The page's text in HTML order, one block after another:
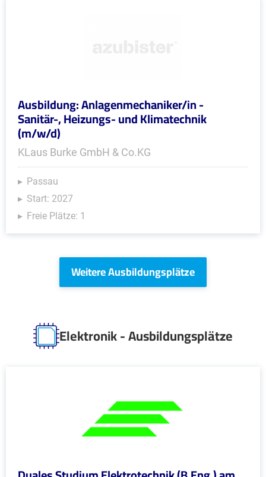
Ausbildung: Anlagenmechaniker/in -
Sanitär-, Heizungs- und Klimatechnik
(m/w/d)
KLaus Burke GmbH & Co.KG
Passau
Start: 2027
Freie Plätze: 1
Weitere Ausbildungsplätze
Elektronik - Ausbildungsplätze